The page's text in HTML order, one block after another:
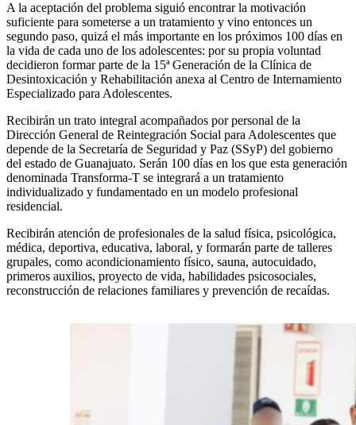
A la aceptación del problema siguió encontrar la motivación
suficiente para someterse a un tratamiento y vino entonces un
segundo paso, quizá el más importante en los próximos 100 días en
la vida de cada uno de los adolescentes: por su propia voluntad
decidieron formar parte de la 15ª Generación de la Clínica de
Desintoxicación y Rehabilitación anexa al Centro de Internamiento
Especializado para Adolescentes.
Recibirán un trato integral acompañados por personal de la
Dirección General de Reintegración Social para Adolescentes que
depende de la Secretaría de Seguridad y Paz (SSyP) del gobierno
del estado de Guanajuato. Serán 100 días en los que esta generación
denominada Transforma-T se integrará a un tratamiento
individualizado y fundamentado en un modelo profesional
residencial.
Recibirán atención de profesionales de la salud física, psicológica,
médica, deportiva, educativa, laboral, y formarán parte de talleres
grupales, como acondicionamiento físico, sauna, autocuidado,
primeros auxilios, proyecto de vida, habilidades psicosociales,
reconstrucción de relaciones familiares y prevención de recaídas.